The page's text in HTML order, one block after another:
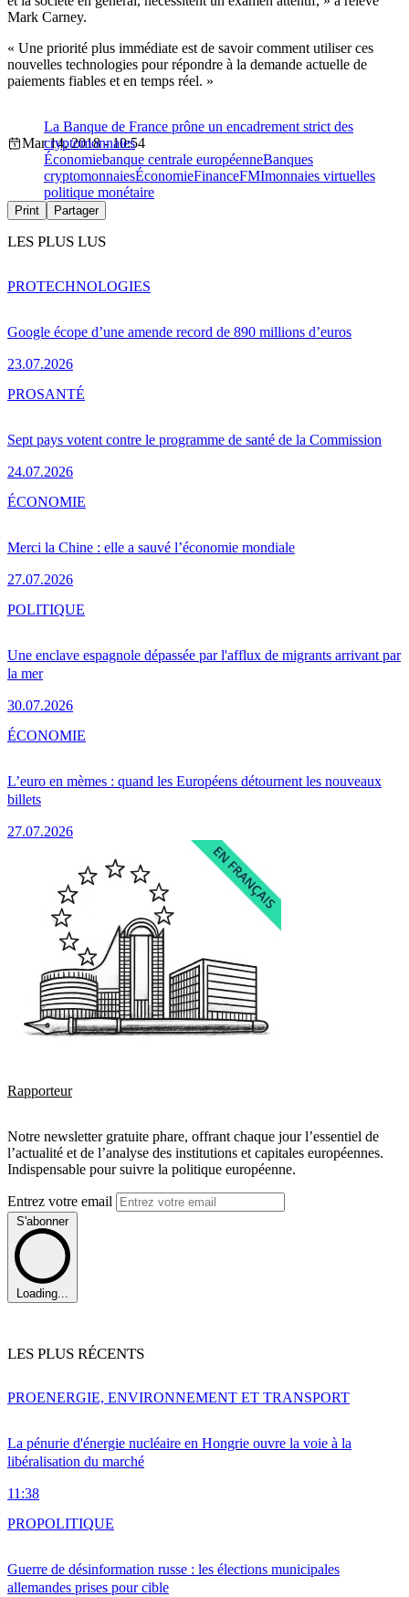
Mark Carney.
« Une priorité plus immédiate est de savoir comment utiliser ces
nouvelles technologies pour répondre à la demande actuelle de
paiements fiables et en temps réel. »
La Banque de France prône un encadrement strict des
cryptomonnaies
Mar 14, 2018 - 10:54
Économiebanque centrale européenneBanques
cryptomonnaiesÉconomieFinanceFMImonnaies virtuelles
politique monétaire
Print Partager
LES PLUS LUS
Google écope d’une amende record de 890 millions d’euros
23.07.2026
PROTECHNOLOGIES
Sept pays votent contre le programme de santé de la Commission
24.07.2026
PROSANTÉ
Merci la Chine : elle a sauvé l’économie mondiale
27.07.2026
ÉCONOMIE
Une enclave espagnole dépassée par l'afflux de migrants arrivant par
la mer
30.07.2026
POLITIQUE
L’euro en mèmes : quand les Européens détournent les nouveaux
billets
27.07.2026
ÉCONOMIE
Rapporteur
Notre newsletter gratuite phare, offrant chaque jour l’essentiel de
l’actualité et de l’analyse des institutions et capitales européennes.
Indispensable pour suivre la politique européenne.
Entrez votre email
S'abonner
Loading...
LES PLUS RÉCENTS
La pénurie d'énergie nucléaire en Hongrie ouvre la voie à la
libéralisation du marché
11:38
PROENERGIE, ENVIRONNEMENT ET TRANSPORT
Guerre de désinformation russe : les élections municipales
allemandes prises pour cible
PROPOLITIQUE